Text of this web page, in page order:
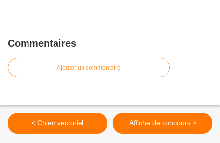
Commentaires
Ajouter un commentaire
< Chien vectoriel Affiche de concours >